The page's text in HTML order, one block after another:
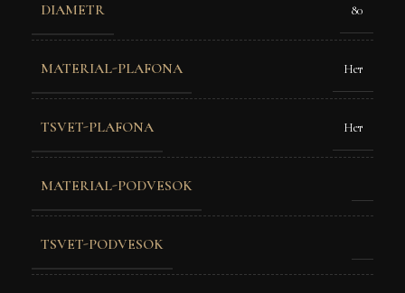
DIAMETR 80
MATERIAL-PLAFONA Нет
TSVET-PLAFONA Нет
MATERIAL-PODVESOK
TSVET-PODVESOK